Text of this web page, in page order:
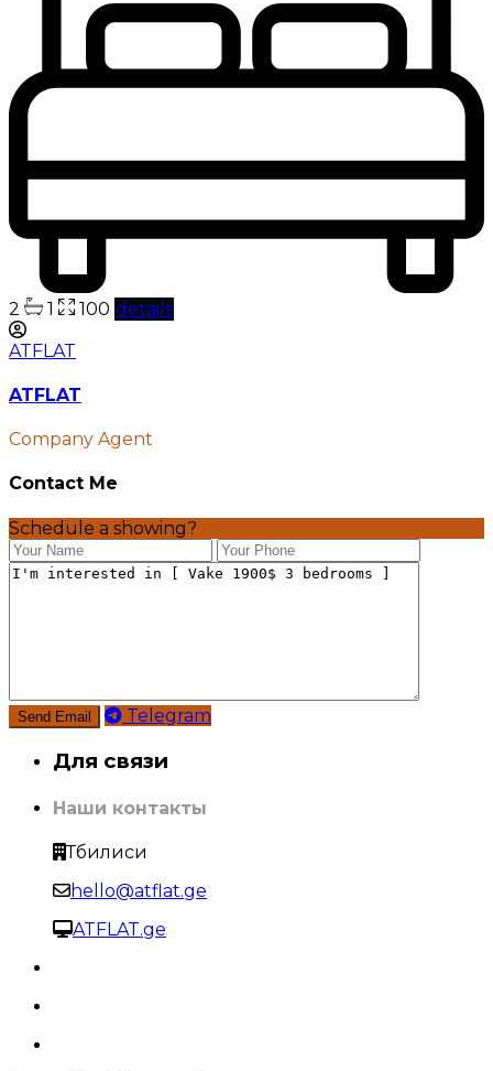
2 1 100 details
ATFLAT
ATFLAT
Company Agent
Contact Me
Schedule a showing?
Telegram
Для связи
Наши контакты
Тбилиси
hello@atflat.ge
ATFLAT.ge